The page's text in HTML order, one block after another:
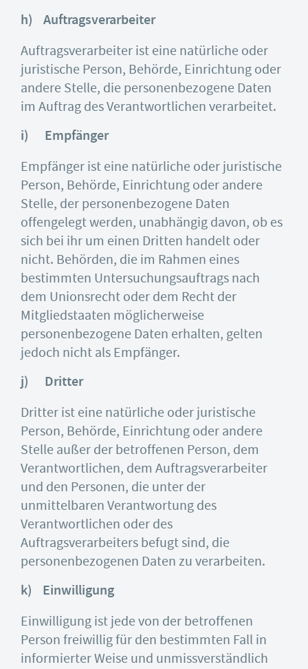
h) Auftragsverarbeiter
Auftragsverarbeiter ist eine natürliche oder
juristische Person, Behörde, Einrichtung oder
andere Stelle, die personenbezogene Daten
im Auftrag des Verantwortlichen verarbeitet.
i) Empfänger
Empfänger ist eine natürliche oder juristische
Person, Behörde, Einrichtung oder andere
Stelle, der personenbezogene Daten
offengelegt werden, unabhängig davon, ob es
sich bei ihr um einen Dritten handelt oder
nicht. Behörden, die im Rahmen eines
bestimmten Untersuchungsauftrags nach
dem Unionsrecht oder dem Recht der
Mitgliedstaaten möglicherweise
personenbezogene Daten erhalten, gelten
jedoch nicht als Empfänger.
j) Dritter
Dritter ist eine natürliche oder juristische
Person, Behörde, Einrichtung oder andere
Stelle außer der betroffenen Person, dem
Verantwortlichen, dem Auftragsverarbeiter
und den Personen, die unter der
unmittelbaren Verantwortung des
Verantwortlichen oder des
Auftragsverarbeiters befugt sind, die
personenbezogenen Daten zu verarbeiten.
k) Einwilligung
Einwilligung ist jede von der betroffenen
Person freiwillig für den bestimmten Fall in
informierter Weise und unmissverständlich